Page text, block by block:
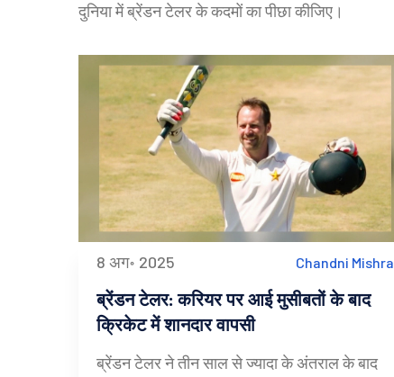
दुनिया में ब्रेंडन टेलर के कदमों का पीछा कीजिए।
8 अग॰ 2025 Chandni Mishra
ब्रेंडन टेलर: करियर पर आई मुसीबतों के बाद
क्रिकेट में शानदार वापसी
ब्रेंडन टेलर ने तीन साल से ज्यादा के अंतराल के बाद